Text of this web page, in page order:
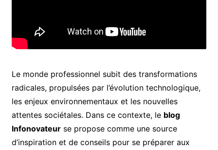
Le monde professionnel subit des transformations
radicales, propulsées par l’évolution technologique,
les enjeux environnementaux et les nouvelles
attentes sociétales. Dans ce contexte, le blog
Infonovateurse propose comme une source
d’inspiration et de conseils pour se préparer aux